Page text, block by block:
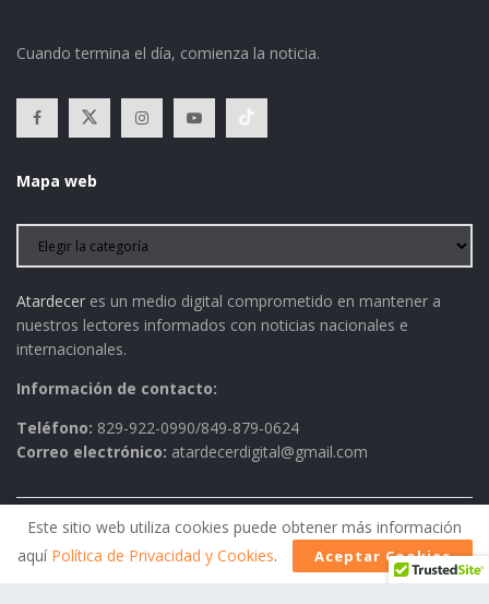
Cuando termina el día, comienza la noticia.
Mapa web
Atardecer es un medio digital comprometido en mantener a
nuestros lectores informados con noticias nacionales e
internacionales.
Información de contacto:
Teléfono: 829-922-0990/849-879-0624
Correo electrónico: atardecerdigital@gmail.com
Política de Privacidad AVISO LEGAL
Contactos
Historia
Este sitio web utiliza cookies puede obtener más información
aquí Política de Privacidad y Cookies. Aceptar Cookies